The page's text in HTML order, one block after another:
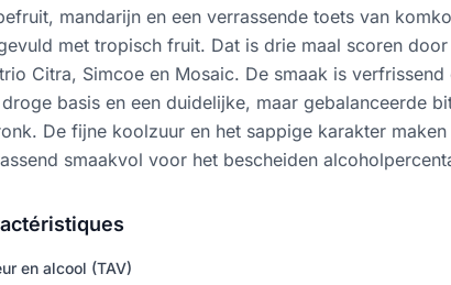
mandarijn en een verrassende toets van
met tropisch fruit. Dat is drie maal scoren
Citra, Simcoe en Mosaic. De smaak is verfrissend
basis en een duidelijke, maar gebalanceerde
De fijne koolzuur en het sappige karakter
smaakvol voor het bescheiden
en alcool (TAV)